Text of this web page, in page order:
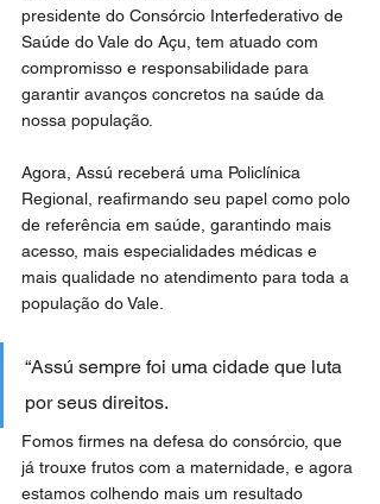
presidente do Consórcio Interfederativo de
Saúde do Vale do Açu, tem atuado com
compromisso e responsabilidade para
garantir avanços concretos na saúde da
nossa população.
Agora, Assú receberá uma Policlínica
Regional, reafirmando seu papel como polo
de referência em saúde, garantindo mais
acesso, mais especialidades médicas e
mais qualidade no atendimento para toda a
população do Vale.
“Assú sempre foi uma cidade que luta
por seus direitos.
Fomos firmes na defesa do consórcio, que
já trouxe frutos com a maternidade, e agora
estamos colhendo mais um resultado